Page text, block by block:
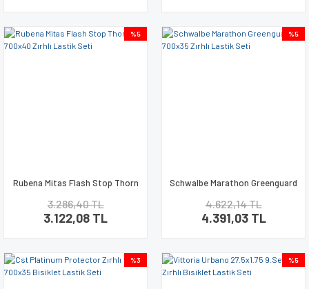
%5
Rubena Mitas Flash Stop Thorn
3.286,40 TL
3.122,08 TL
%5
Schwalbe Marathon Greenguard
4.622,14 TL
4.391,03 TL
%3 %5